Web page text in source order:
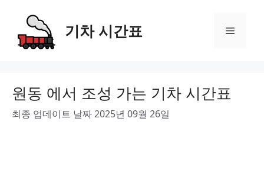
content
기차 시간표 Menu
원동 에서 조성 가는 기차 시간표
최종 업데이트 날짜 2025년 09월 26일